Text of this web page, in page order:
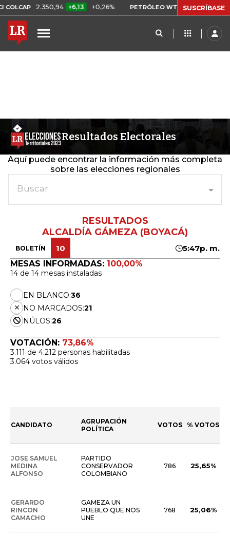
2.350,94 +6,13 +0,26% PETRÓLEO WTI US$ 78,01 US$
SUSCRÍBASE
Resultados Electorales
Aquí puede encontrar la información más completa
sobre las elecciones regionales
Buscar
RESULTADOS
ALCALDÍA GÁMEZA (BOYACÁ)
BOLETÍN 10
5:47p. m.
MESAS INFORMADAS: 100,00%
14 de 14 mesas instaladas
EN BLANCO:36
NO MARCADOS:21
NÚLOS:26
VOTACIÓN: 73,86%
3.111 de 4.212 personas habilitadas
3.064 votos válidos
CANDIDATO
AGRUPACIÓN
POLÍTICA
VOTOS % VOTOS
JOSE SAMUEL
MEDINA
ALFONSO
PARTIDO
CONSERVADOR
COLOMBIANO
786 25,65%
GERARDO
RINCON
CAMACHO
GAMEZA UN
PUEBLO QUE NOS
UNE
768 25,06%